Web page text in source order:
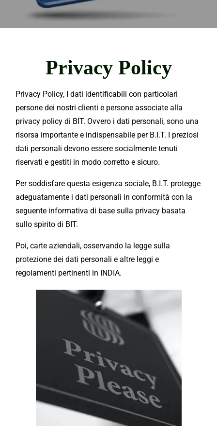
Privacy Policy
Privacy Policy, Idati identificabilicon particolari
persone dei nostri clienti e persone associate alla
privacy policy di BIT. Ovvero idati personali, sono una
risorsa importante e indispensabile per B.I.T. I preziosi
dati personali devono essere socialmente tenuti
riservati e gestiti in modo corretto e sicuro.
Per soddisfarequesta esigenzasociale, B.I.T. protegge
adeguatamente i dati personali in conformità con la
seguente informativa di base sulla privacy basata
sullo spirito di BIT.
Poi, carteaziendali, osservando la legge sulla
protezione dei dati personali e altre leggi e
regolamenti pertinenti in INDIA.